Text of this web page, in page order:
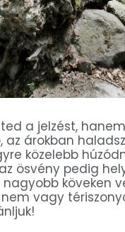
a jelzést,
az árokban
közelebb
ösvény pedig
köveken
vagy